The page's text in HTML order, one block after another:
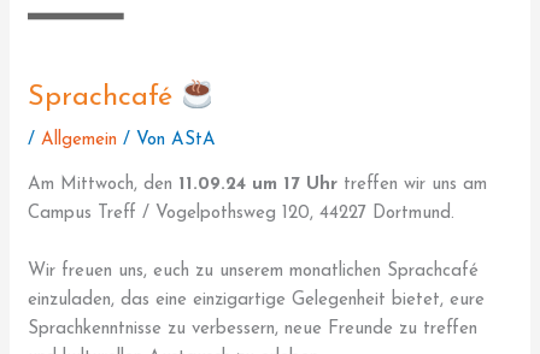
Sprachcafé
/Allgemein / VonAStA
Am Mittwoch, den 11.09.24 um 17 Uhr treffen wir uns am
Campus Treff / Vogelpothsweg 120, 44227 Dortmund.
Wir freuen uns, euch zu unserem monatlichen Sprachcafé
einzuladen, das eine einzigartige Gelegenheit bietet, eure
Sprachkenntnisse zu verbessern, neue Freunde zu treffen